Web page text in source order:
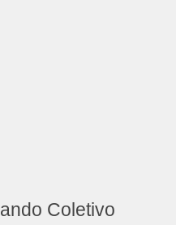
Coletivo